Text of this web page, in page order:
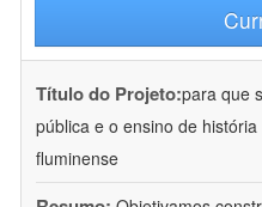
Título do Projeto:para que
pública e o ensino de
fluminense